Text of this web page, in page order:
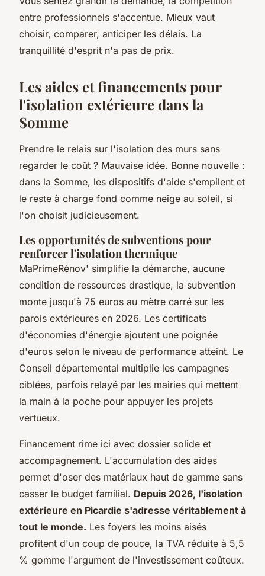
entre professionnels s'accentue. Mieux vaut
choisir, comparer, anticiper les délais. La
tranquillité d'esprit n'a pas de prix.
Les aides et financements pour
l'isolation extérieure dans la
Somme
Prendre le relais sur l'isolation des murs sans
regarder le coût ? Mauvaise idée. Bonne nouvelle :
dans la Somme, les dispositifs d'aide s'empilent et
le reste à charge fond comme neige au soleil, si
l'on choisit judicieusement.
Les opportunités de subventions pour
renforcer l'isolation thermique
MaPrimeRénov' simplifie la démarche, aucune
condition de ressources drastique, la subvention
monte jusqu'à 75 euros au mètre carré sur les
parois extérieures en 2026. Les certificats
d'économies d'énergie ajoutent une poignée
d'euros selon le niveau de performance atteint. Le
Conseil départemental multiplie les campagnes
ciblées, parfois relayé par les mairies qui mettent
la main à la poche pour appuyer les projets
vertueux.
Financement rime ici avec dossier solide et
accompagnement. L'accumulation des aides
permet d'oser des matériaux haut de gamme sans
casser le budget familial. Depuis 2026, l'isolation
extérieure en Picardie s'adresse véritablement à
tout le monde. Les foyers les moins aisés
profitent d'un coup de pouce, la TVA réduite à 5,5
% gomme l'argument de l'investissement coûteux.